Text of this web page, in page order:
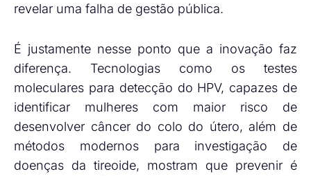
revelar uma falha de gestão pública.
É justamente nesse ponto que a inovação faz
diferença. Tecnologias como os testes
moleculares para detecção do HPV, capazes de
identificar mulheres com maior risco de
desenvolver câncer do colo do útero, além de
métodos modernos para investigação de
doenças da tireoide, mostram que prevenir é